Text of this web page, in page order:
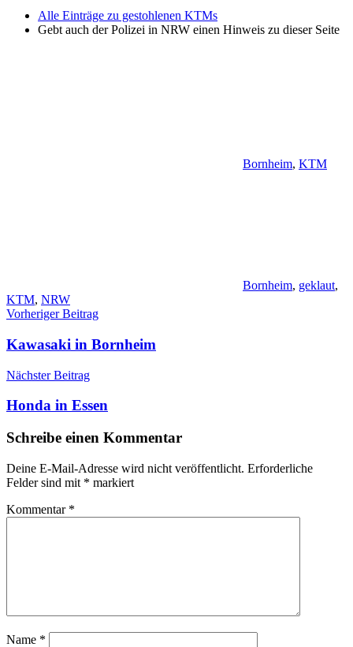
Alle Einträge zu gestohlenen KTMs
Gebt auch der Polizei in NRW einen Hinweis zu dieser Seite
Bornheim, KTM
Bornheim, geklaut,
KTM, NRW
Beitragsnavigation
Vorheriger Beitrag
Kawasaki in Bornheim
Nächster Beitrag
Honda in Essen
Schreibe einen Kommentar
Deine E-Mail-Adresse wird nicht veröffentlicht. Erforderliche
Felder sind mit * markiert
Kommentar *
Name *